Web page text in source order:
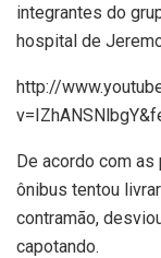
integrantes do
hospital de
http://
De acordo com
ônibus tentou
contramão,
capotando.